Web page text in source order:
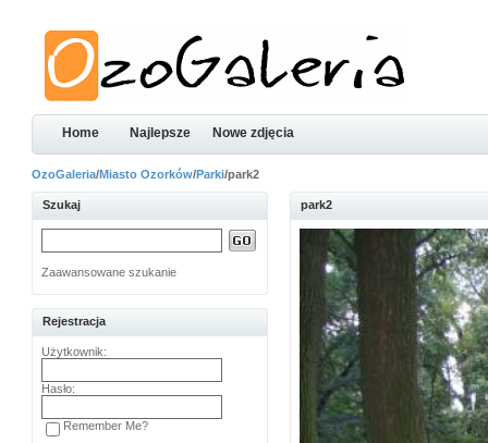
Home Najlepsze Nowe zdjęcia
OzoGaleria/Miasto Ozorków/Parki/park2
Szukaj
Zaawansowane szukanie
Rejestracja
Użytkownik:
Hasło:
Remember Me?
park2